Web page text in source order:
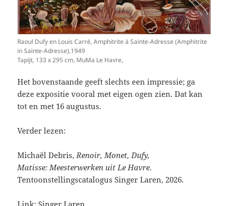
Raoul Dufy en Louis Carré, Amphitrite à Sainte-Adresse (Amphitrite
in Sainte-Adresse),1949
Tapijt, 133 x 295 cm, MuMa Le Havre,
Het bovenstaande geeft slechts een impressie; ga
deze expositie vooral met eigen ogen zien. Dat kan
tot en met 16 augustus.
Verder lezen:
Michaël Debris, Renoir, Monet, Dufy,
Matisse: Meesterwerken uit Le Havre.
Tentoonstellingscatalogus Singer Laren, 2026.
Link:Singer Laren